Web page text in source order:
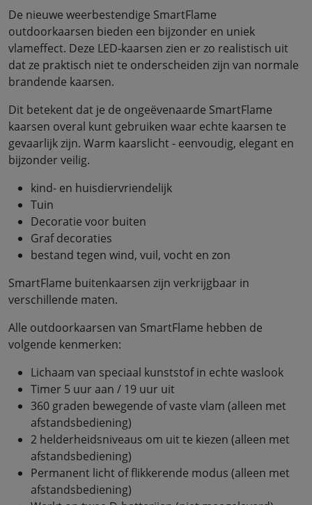
De nieuwe weerbestendige SmartFlame
outdoorkaarsen bieden een bijzonder en uniek
vlameffect. Deze LED-kaarsen zien er zo realistisch uit
dat ze praktisch niet te onderscheiden zijn van normale
brandende kaarsen.
Dit betekent dat je de ongeëvenaarde SmartFlame
kaarsen overal kunt gebruiken waar echte kaarsen te
gevaarlijk zijn. Warm kaarslicht - eenvoudig, elegant en
bijzonder veilig.
kind- en huisdiervriendelijk
Tuin
Decoratie voor buiten
Graf decoraties
bestand tegen wind, vuil, vocht en zon
SmartFlame buitenkaarsen zijn verkrijgbaar in
verschillende maten.
Alle outdoorkaarsen van SmartFlame hebben de
volgende kenmerken:
Lichaam van speciaal kunststof in echte waslook
Timer 5 uur aan / 19 uur uit
360 graden bewegende of vaste vlam (alleen met
afstandsbediening)
2 helderheidsniveaus om uit te kiezen (alleen met
afstandsbediening)
Permanent licht of flikkerende modus (alleen met
afstandsbediening)